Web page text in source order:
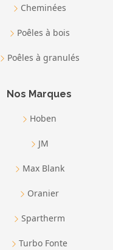
Cheminées
Poêles à bois
Poêles à granulés
Nos Marques
Hoben
JM
Max Blank
Oranier
Spartherm
Turbo Fonte